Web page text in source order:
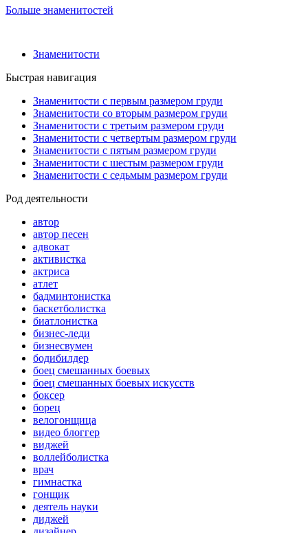
Больше знаменитостей
Знаменитости
Быстрая навигация
Знаменитости с первым размером груди
Знаменитости со вторым размером груди
Знаменитости с третьим размером груди
Знаменитости с четвертым размером груди
Знаменитости с пятым размером груди
Знаменитости с шестым размером груди
Знаменитости с седьмым размером груди
Род деятельности
автор
автор песен
адвокат
активистка
актриса
атлет
бадминтонистка
баскетболистка
биатлонистка
бизнес-леди
бизнесвумен
бодибилдер
боец смешанных боевых
боец смешанных боевых искусств
боксер
борец
велогонщица
видео блоггер
виджей
воллейболистка
врач
гимнастка
гонщик
деятель науки
диджей